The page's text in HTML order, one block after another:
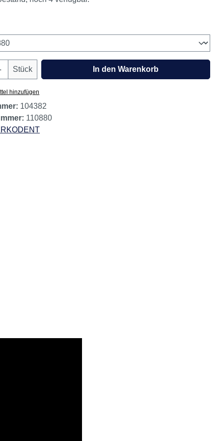
Anzahl: Gib den gewünschten Wert ein
Stück In den Warenkorb
hinzufügen
104382
110880